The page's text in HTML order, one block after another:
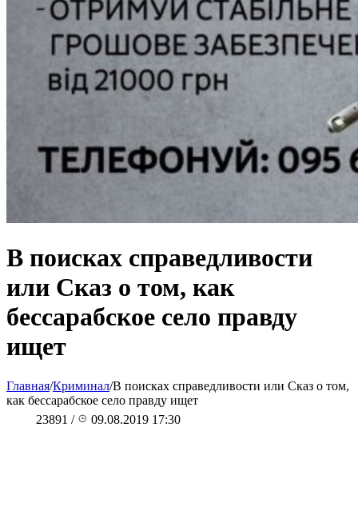
В поисках справедливости
или Сказ о том, как
бессарабское село правду
ищет
Главная/Криминал/В поисках справедливости или Сказ о том,
как бессарабское село правду ищет
23891 / 09.08.2019 17:30